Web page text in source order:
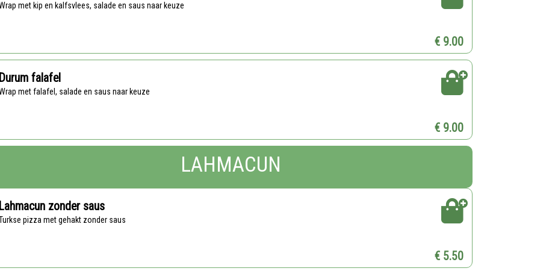
Wrap met kip en kalfsvlees, salade en saus naar keuze
€ 9.00
Durum falafel
Wrap met falafel, salade en saus naar keuze
€ 9.00
LAHMACUN
Lahmacun zonder saus
Turkse pizza met gehakt zonder saus
€ 5.50